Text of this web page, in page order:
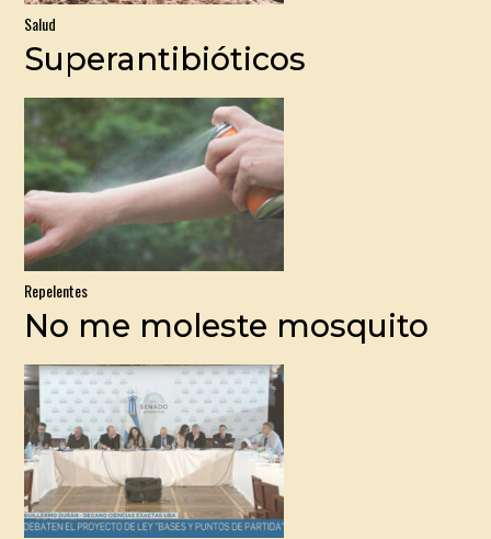
Salud
Superantibióticos
Repelentes
No me moleste mosquito